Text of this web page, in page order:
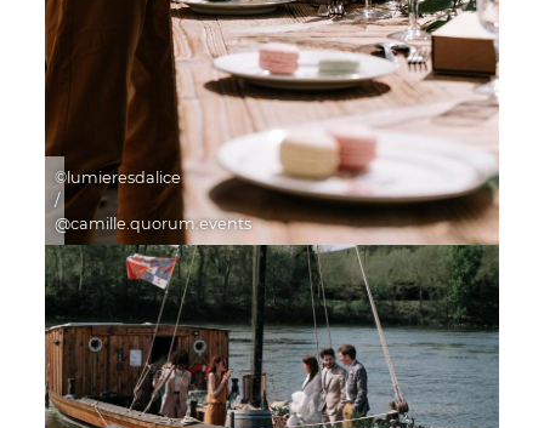
©lumieresdalice
/
@camille.quorum.events